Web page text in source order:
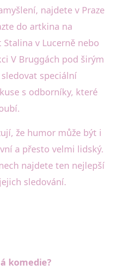
najdete v Praze
do artkina na
v Lucerně nebo
V Bruggách pod širým
speciální
s odborníky, které
že humor může být i
a přesto velmi lidský.
najdete ten nejlepší
sledování.
komedie?